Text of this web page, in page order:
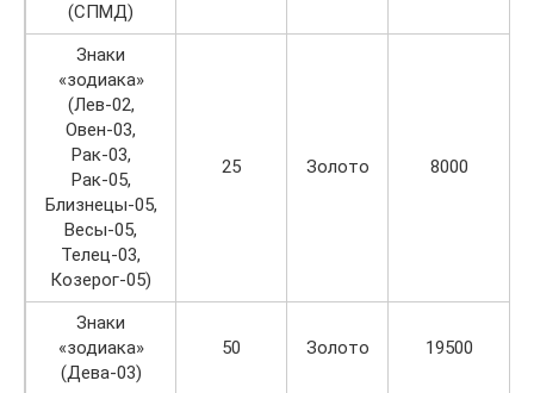
(СПМД)
Знаки
«зодиака»
(Лев-02,
Овен-03,
Рак-03,
Рак-05,
Близнецы-05,
Весы-05,
Телец-03,
Козерог-05)
25 Золото 8000
Знаки
«зодиака»
(Дева-03)
50 Золото 19500